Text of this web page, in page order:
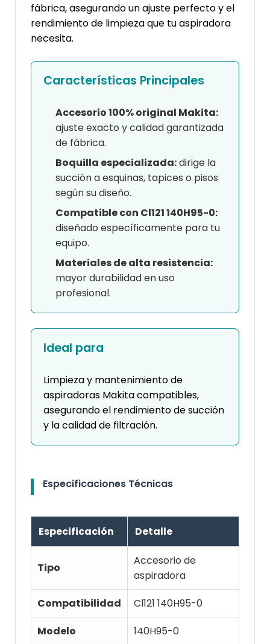
fábrica, asegurando un ajuste perfecto y el
rendimiento de limpieza que tu aspiradora
necesita.
Características Principales
Accesorio 100% original Makita:
ajuste exacto y calidad garantizada
de fábrica.
Boquilla especializada:dirige la
succión a esquinas, tapices o pisos
según su diseño.
Compatible con Cl121 140H95-0:
diseñado específicamente para tu
equipo.
Materiales de alta resistencia:
mayor durabilidad en uso
profesional.
Ideal para
Limpieza y mantenimiento de
aspiradoras Makita compatibles,
asegurando el rendimiento de succión
y la calidad de filtración.
Especificaciones Técnicas
Especificación Detalle
Tipo
Accesorio de
aspiradora
Compatibilidad
Cl121 140H95-0
Modelo
140H95-0